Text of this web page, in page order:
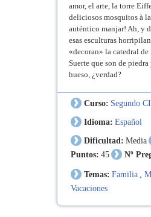
amor, el arte, la torre
deliciosos mosquitos à
auténtico manjar! Ah, y
esas esculturas
«decoran» la catedral de
Suerte que son de
hueso, ¿verdad?
Curso: Segundo
Idioma: Español
Dificultad: Media
Puntos: 45 Nº
Temas: Familia ,
Vacaciones